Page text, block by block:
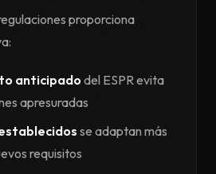
proporciona
anticipadodel ESPR evita
apresuradas
se adaptan más
requisitos